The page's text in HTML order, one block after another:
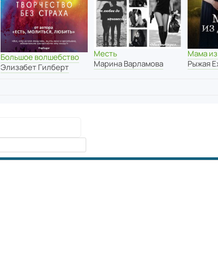
Большое волшебство
Элизабет Гилберт
Месть
Марина Варламова
Мама
Рыжая